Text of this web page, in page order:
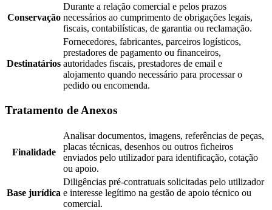
Conservação
Durante a relação comercial e pelos prazos
necessários ao cumprimento de obrigações legais,
fiscais, contabilísticas, de garantia ou reclamação.
Destinatários
Fornecedores, fabricantes, parceiros logísticos,
prestadores de pagamento ou financeiros,
autoridades fiscais, prestadores de email e
alojamento quando necessário para processar o
pedido ou encomenda.
Tratamento de Anexos
Finalidade
Analisar documentos, imagens, referências de peças,
placas técnicas, desenhos ou outros ficheiros
enviados pelo utilizador para identificação, cotação
ou apoio.
Base jurídica
Diligências pré-contratuais solicitadas pelo utilizador
e interesse legítimo na gestão de apoio técnico ou
comercial.